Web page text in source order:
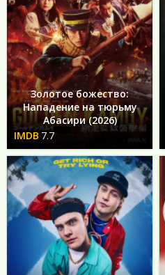
Золотое божество:
Нападение на тюрьму
Абасири (2026)
7.7